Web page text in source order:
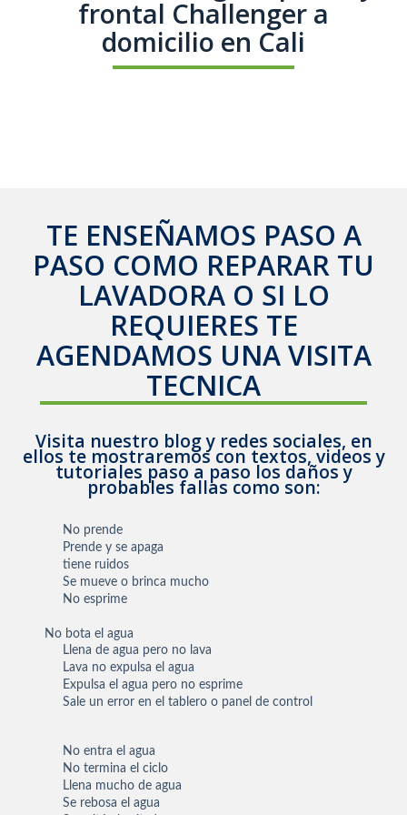
frontal Challenger a
domicilio en Cali
TE ENSEÑAMOS PASO A
PASO COMO REPARAR TU
LAVADORA O SI LO
REQUIERES TE
AGENDAMOS UNA VISITA
TECNICA
Visita nuestro blog y redes sociales, en
ellos te mostraremos con textos, videos y
tutoriales paso a paso los daños y
probables fallas como son:
No prende
Prende y se apaga
tiene ruidos
Se mueve o brinca mucho
No esprime
No bota el agua
Llena de agua pero no lava
Lava no expulsa el agua
Expulsa el agua pero no esprime
Sale un error en el tablero o panel de control
No entra el agua
No termina el ciclo
Llena mucho de agua
Se rebosa el agua